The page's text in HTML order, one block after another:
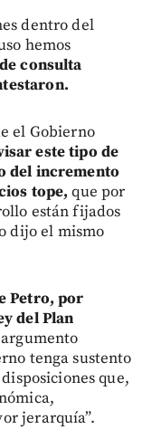
dentro del
hemos
consulta
el Gobierno
este tipo de
del incremento
tope,que por
están fijados
dijo el mismo
Petro, por
del Plan
argumento
tenga sustento
que,
jerarquía”.